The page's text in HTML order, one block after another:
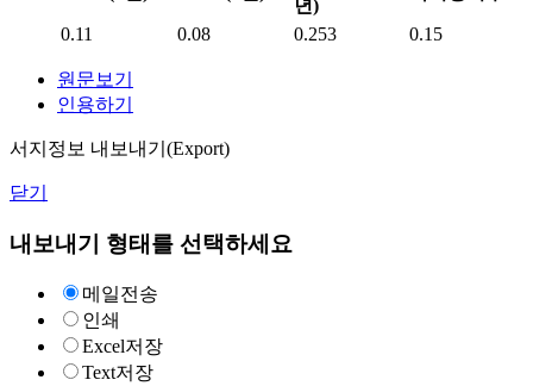
년)
0.11 0.08 0.253 0.15
원문보기
인용하기
서지정보 내보내기(Export)
닫기
내보내기 형태를 선택하세요
메일전송
인쇄
Excel저장
Text저장